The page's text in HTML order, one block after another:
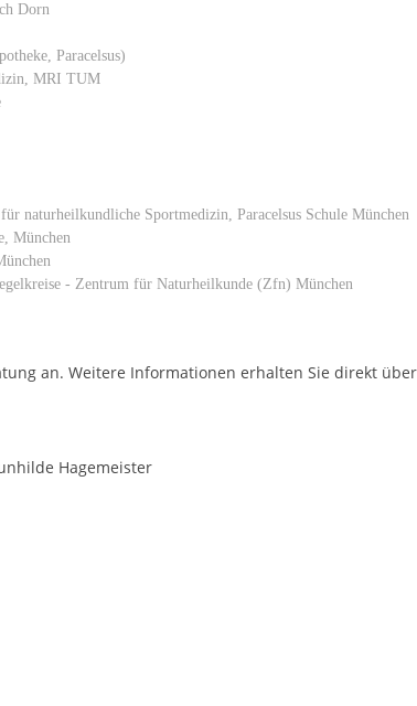
Dorn
Paracelsus)
MRI TUM
naturheilkundliche Sportmedizin, Paracelsus Schule München
, München
- Zentrum für Naturheilkunde (Zfn) München
an. Weitere Informationen erhalten Sie direkt
Hagemeister